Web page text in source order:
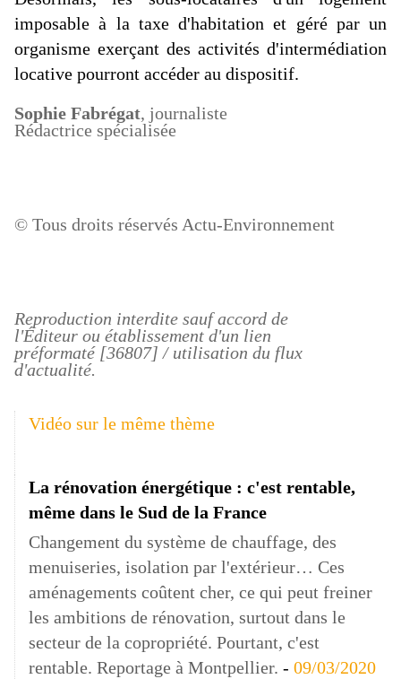
imposable à la taxe d'habitation et géré par un
organisme exerçant des activités d'intermédiation
locative pourront accéder au dispositif.
Sophie Fabrégat, journaliste
Rédactrice spécialisée
© Tous droits réservés Actu-Environnement
Reproduction interdite saufaccord de
l'Éditeur ou établissement d'un lien
préformaté[36807] / utilisation du flux
d'actualité.
Vidéo sur le même thème
La rénovation énergétique : c'est rentable,
même dans le Sud de la France
Changement du système de chauffage, des
menuiseries, isolation par l'extérieur… Ces
aménagements coûtent cher, ce qui peut freiner
les ambitions de rénovation, surtout dans le
secteur de la copropriété. Pourtant, c'est
rentable. Reportage à Montpellier. - 09/03/2020